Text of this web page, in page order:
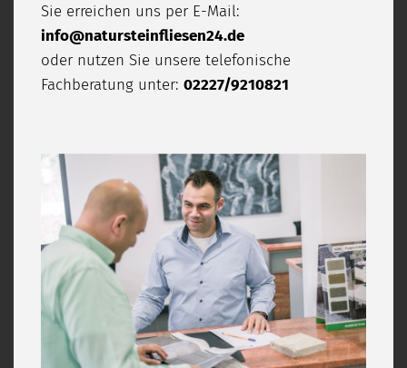
Sie erreichen uns per E-Mail:
info@natursteinfliesen24.de
oder nutzen Sie unsere telefonische
Fachberatung unter: 02227/9210821